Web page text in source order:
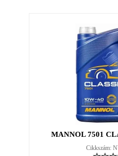
MANNOL 7501
Cikkszám: